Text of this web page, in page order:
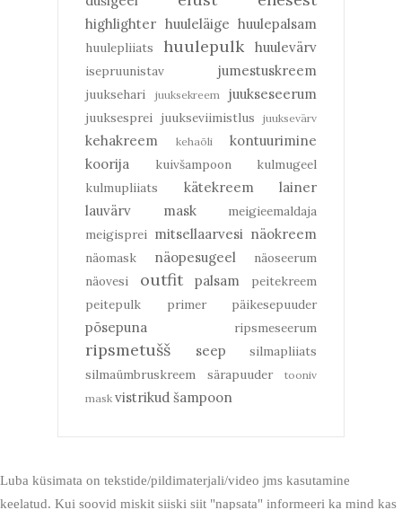
highlighter huuleläige huulepalsam
huulepliiats huulepulk huulevärv
isepruunistav jumestuskreem
juuksehari juuksekreem juukseseerum
juuksesprei juukseviimistlus juuksevärv
kehakreem kehaõli
kontuurimine
koorija
kuivšampoon
kulmugeel
kulmupliiats
kätekreem
lainer
lauvärv
mask
meigieemaldaja
meigisprei mitsellaarvesi näokreem
näomask näopesugeel
näoseerum
näovesi
outfit palsam
peitekreem
peitepulk
primer päikesepuuder
põsepuna ripsmeseerum
ripsmetušš seep
silmapliiats
silmaümbruskreem
särapuuder
tooniv
mask vistrikud šampoon
Luba küsimata on tekstide/pildimaterjali/video jms kasutamine
keelatud. Kui soovid miskit siiski siit "napsata" informeeri ka mind kas